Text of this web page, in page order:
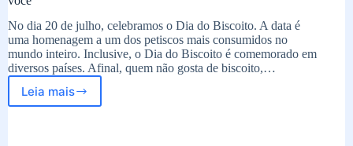
No dia 20 de julho, celebramos o Dia do Biscoito. A data é
uma homenagem a um dos petiscos mais consumidos no
mundo inteiro. Inclusive, o Dia do Biscoito é comemorado em
diversos países. Afinal, quem não gosta de biscoito,…
Leia mais
Dia